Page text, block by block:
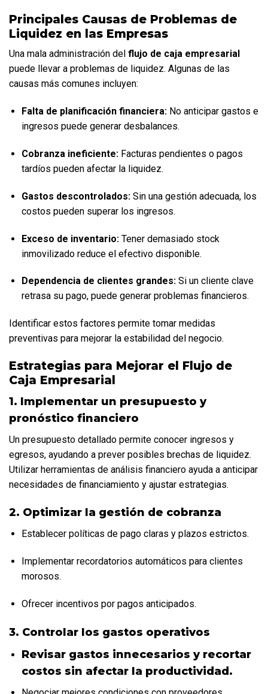
Principales Causas de Problemas de
Liquidez en las Empresas
Una mala administración del flujo de caja empresarial
puede llevar a problemas de liquidez. Algunas de las
causas más comunes incluyen:
Falta de planificación financiera: No anticipar gastos e
ingresos puede generar desbalances.
Cobranza ineficiente: Facturas pendientes o pagos
tardíos pueden afectar la liquidez.
Gastos descontrolados: Sin una gestión adecuada, los
costos pueden superar los ingresos.
Exceso de inventario: Tener demasiado stock
inmovilizado reduce el efectivo disponible.
Dependencia de clientes grandes: Si un cliente clave
retrasa su pago, puede generar problemas financieros.
Identificar estos factores permite tomar medidas
preventivas para mejorar la estabilidad del negocio.
Estrategias para Mejorar el Flujo de
Caja Empresarial
1. Implementar un presupuesto y
pronóstico financiero
Un presupuesto detallado permite conocer ingresos y
egresos, ayudando a prever posibles brechas de liquidez.
Utilizar herramientas de análisis financiero ayuda a anticipar
necesidades de financiamiento y ajustar estrategias.
2. Optimizar la gestión de cobranza
Establecer políticas de pago claras y plazos estrictos.
Implementar recordatorios automáticos para clientes
morosos.
Ofrecer incentivos por pagos anticipados.
3. Controlar los gastos operativos
Revisar gastos innecesarios y recortar
costos sin afectar la productividad.